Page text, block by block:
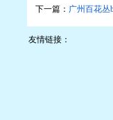
下一篇： 广州百花丛
友情链接：